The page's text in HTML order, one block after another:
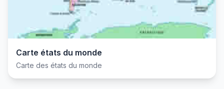
Carte états du monde
Carte des états du monde